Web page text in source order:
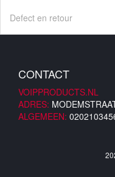
Defect en retour
CONTACT
VOIPPRODUCTS.NL
ADRES:
ALGEMEEN: